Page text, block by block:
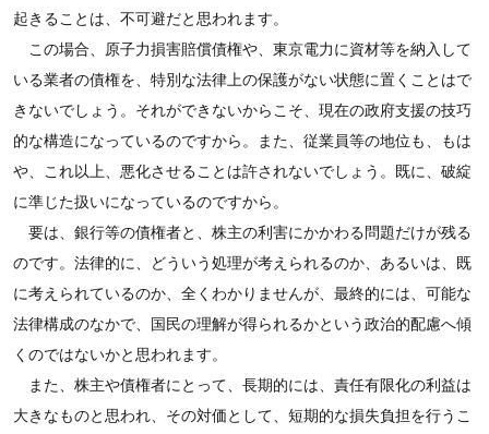
起きることは、不可避だと思われます。
この場合、原子力損害賠償債権や、東京電力に資材等を納入して
いる業者の債権を、特別な法律上の保護がない状態に置くことはで
きないでしょう。それができないからこそ、現在の政府支援の技巧
的な構造になっているのですから。また、従業員等の地位も、もは
や、これ以上、悪化させることは許されないでしょう。既に、破綻
に準じた扱いになっているのですから。
要は、銀行等の債権者と、株主の利害にかかわる問題だけが残る
のです。法律的に、どういう処理が考えられるのか、あるいは、既
に考えられているのか、全くわかりませんが、最終的には、可能な
法律構成のなかで、国民の理解が得られるかという政治的配慮へ傾
くのではないかと思われます。
また、株主や債権者にとって、長期的には、責任有限化の利益は
大きなものと思われ、その対価として、短期的な損失負担を行うこ